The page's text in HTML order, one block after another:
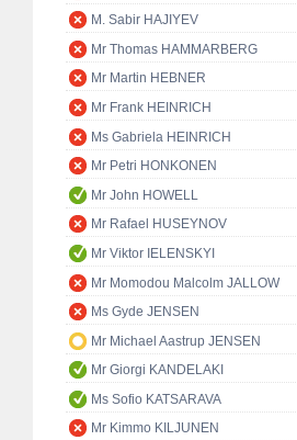
M. Sabir HAJIYEV
Mr Thomas HAMMARBERG
Mr Martin HEBNER
Mr Frank HEINRICH
Ms Gabriela HEINRICH
Mr Petri HONKONEN
Mr John HOWELL
Mr Rafael HUSEYNOV
Mr Viktor IELENSKYI
Mr Momodou Malcolm JALLOW
Ms Gyde JENSEN
Mr Michael Aastrup JENSEN
Mr Giorgi KANDELAKI
Ms Sofio KATSARAVA
Mr Kimmo KILJUNEN